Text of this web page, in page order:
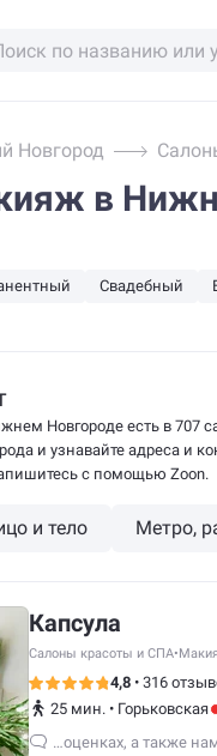
Новгород
в
Свадебный
Новгороде есть в 707
и узнавайте адреса и
с помощью Zoon.
и тело Метро,
Капсула
Салоны красоты и СПА•
4,8 • 316
25 мин. • Горьковская
…оценках, а также